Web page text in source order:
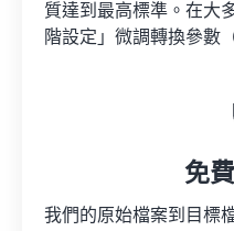
質達到最高標準。在大
階設定」微調轉換參數
免
我們的原始檔案到目標